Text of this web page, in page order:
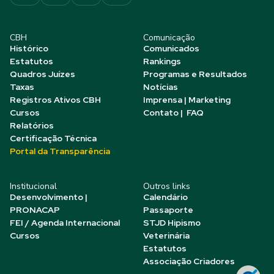
CBH
Histórico
Estatutos
Quadros Juízes
Taxas
Registros Ativos CBH
Cursos
Relatórios
Certificação Técnica
Portal da Transparência
Comunicação
Comunicados
Rankings
Programas e Resultados
Notícias
Imprensa | Marketing
Contato | FAQ
Institucional
Desenvolvimento |
PRONACAP
FEI / Agenda Internacional
Cursos
Outros links
Calendário
Passaporte
STJD Hipismo
Veterinária
Estatutos
Associação Criadores